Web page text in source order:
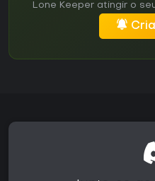
Lone Keeper atingir o